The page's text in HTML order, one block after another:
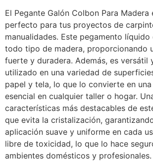
El Pegante Galón Colbon Para Madera
perfecto para tus proyectos de
manualidades. Este pegamento
todo tipo de madera, proporcionando
fuerte y duradera. Además, es versátil
utilizado en una variedad de
papel y tela, lo que lo convierte en
esencial en cualquier taller o hogar.
características más destacables de
que evita la cristalización,
aplicación suave y uniforme en cada
libre de toxicidad, lo que lo hace
ambientes domésticos y